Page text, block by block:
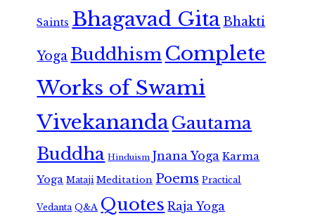
Saints Bhagavad GitaBhakti
Yoga Buddhism Complete
Works of Swami
VivekanandaGautama
Buddha Hinduism Jnana Yoga Karma
Yoga Mataji Meditation Poems Practical
Vedanta Q&A Quotes Raja Yoga